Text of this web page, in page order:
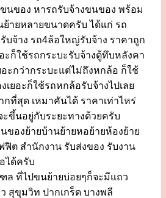
นของ หารถรับจ้างขนของ พร้อม
ย้ายหลายขนาดครับ ได้แก่ รถ
บจ้าง รถ4ล้อใหญ่รับจ้าง ราคาถูก
ก็ใช้รถกระบะรับจ้างตู้ทึบหลังคา
ะกว่ากระบะแต่ไม่ถึงหกล้อ ก็ใช้
ยอะก็ใช้รถหกล้อรับจ้างไปเลย
ที่สุด เหมาคันได้ ราคาเท่าไหร่
ขึ้นอยู่กับระยะทางด้วยครับ
องย้ายบ้านย้ายหอย้ายห้องย้าย
ฟิต สำนักงาน รับส่งของ รับงาน
ได้ครับ
ที่ไปขนย้ายบ่อยๆก็จะมีแถว
สุขุมวิท ปากเกร็ด บางพลี